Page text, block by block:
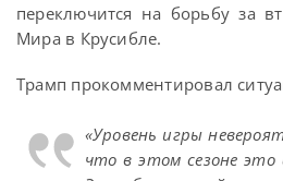
переключится на борьбу за
Мира в Крусибле.
Трамп прокомментировал
«Уровень игры
что в этом сезоне это